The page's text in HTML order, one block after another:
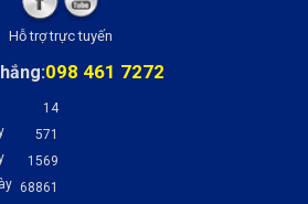
Hỗ trợ trực tuyến
098 461 7272
14
571
1569
68861